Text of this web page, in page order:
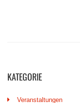
KATEGORIE
Veranstaltungen